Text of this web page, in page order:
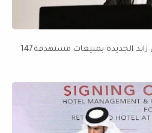
PRE Group تطور 380 فدانًا في زايد الجديدة بمبيعات مستهدفة 147